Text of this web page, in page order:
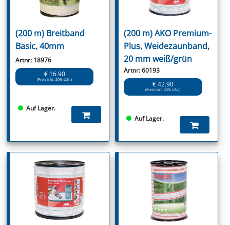
(200 m) Breitband
Basic, 40mm
Artnr: 18976
€ 16.90
(Preis inkl. 20% USt.)
Auf Lager.
(200 m) AKO Premium-
Plus, Weidezaunband,
20 mm weiß/grün
Artnr: 60193
€ 42.90
(Preis inkl. 20% USt.)
Auf Lager.